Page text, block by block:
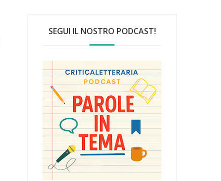
SEGUI IL NOSTRO PODCAST!